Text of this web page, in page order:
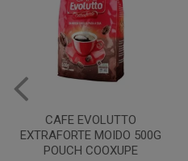
CAFE EVOLUTTO
EXTRAFORTE MOIDO 500G
POUCH COOXUPE